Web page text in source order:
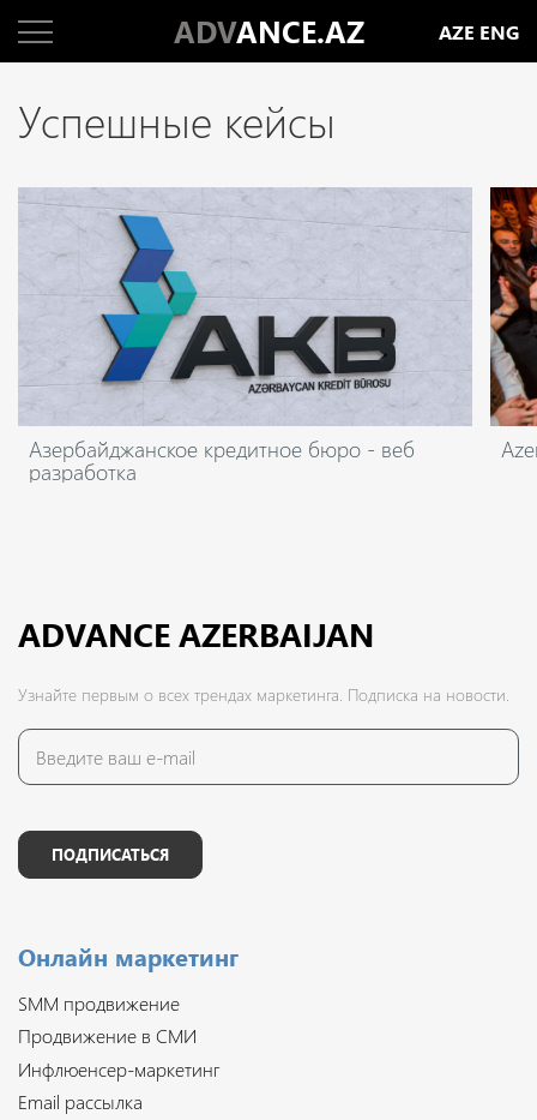
ADVANCE.AZ AZE ENG
Успешные кейсы
Азербайджанское кредитное бюро - веб
разработка
ADVANCE AZERBAIJAN
Узнайте первым о всех трендах маркетинга. Подписка на новости.
ПОДПИСАТЬСЯ
Онлайн маркетинг
SMM продвижение
Продвижение в СМИ
Инфлюенсер-маркетинг
Email рассылка